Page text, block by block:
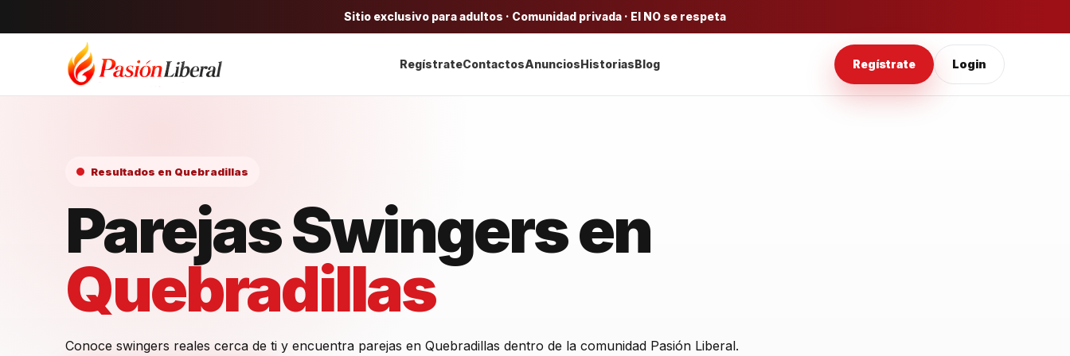
Sitio exclusivo para adultos · Comunidad privada · El NO se respeta
RegístrateContactosAnunciosHistoriasBlog Regístrate Login
Resultados en Quebradillas
Parejas Swingers en
Quebradillas
Conoce swingers reales cerca de ti y encuentra parejas en Quebradillas dentro de la comunidad Pasión Liberal.